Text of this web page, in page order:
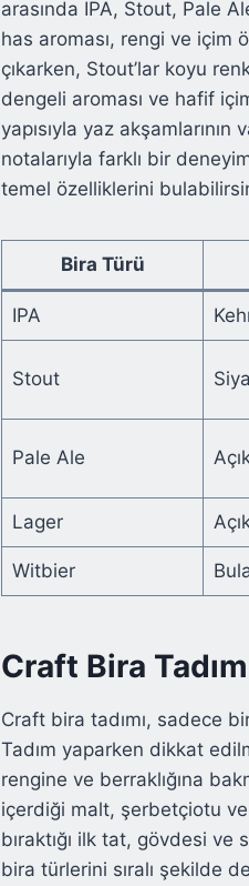
arasında IPA, Stout, Pale
has aroması, rengi ve içim
çıkarken, Stout’lar koyu
dengeli aroması ve hafif
yapısıyla yaz
notalarıyla farklı bir
temel özelliklerini
Bira Türü
IPA
Stout
Pale Ale
Lager
Witbier
Craft Bira
Craft bira tadımı, sadece
Tadım yaparken dikkat
rengine ve berraklığına
içerdiği malt, şerbetçiotu
bıraktığı ilk tat, gövdesi ve
bira türlerini sıralı şekilde